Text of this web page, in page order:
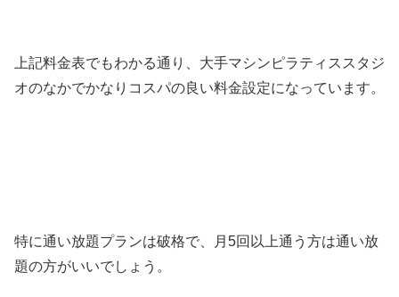
上記料金表でもわかる通り、大手マシンピラティススタジ
オのなかでかなりコスパの良い料金設定になっています。
特に通い放題プランは破格で、月5回以上通う方は通い放
題の方がいいでしょう。